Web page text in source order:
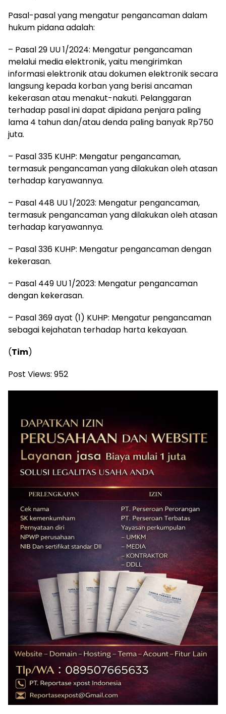
Pasal-pasal yang mengatur pengancaman dalam
hukum pidana adalah:
– Pasal 29 UU 1/2024: Mengatur pengancaman
melalui media elektronik, yaitu mengirimkan
informasi elektronik atau dokumen elektronik secara
langsung kepada korban yang berisi ancaman
kekerasan atau menakut-nakuti. Pelanggaran
terhadap pasal ini dapat dipidana penjara paling
lama 4 tahun dan/atau denda paling banyak Rp750
juta.
– Pasal 335 KUHP: Mengatur pengancaman,
termasuk pengancaman yang dilakukan oleh atasan
terhadap karyawannya.
– Pasal 448 UU 1/2023: Mengatur pengancaman,
termasuk pengancaman yang dilakukan oleh atasan
terhadap karyawannya.
– Pasal 336 KUHP: Mengatur pengancaman dengan
kekerasan.
– Pasal 449 UU 1/2023: Mengatur pengancaman
dengan kekerasan.
– Pasal 369 ayat (1) KUHP: Mengatur pengancaman
sebagai kejahatan terhadap harta kekayaan.
(Tim)
Post Views: 952